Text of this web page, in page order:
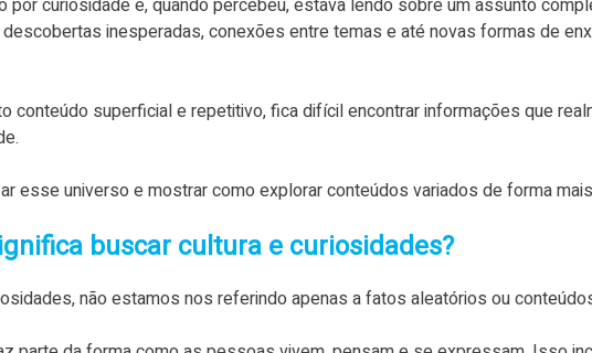
inesperadas, conexões entre temas e até novas formas de
conteúdo superficial e repetitivo, fica difícil encontrar informações que
esse universo e mostrar como explorar conteúdos variados de forma
buscar cultura e curiosidades?
não estamos nos referindo apenas a fatos aleatórios ou